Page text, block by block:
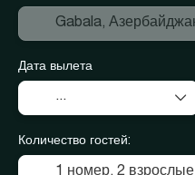
Дата вылета
Количество гостей:
1 номер, 2 взрослые